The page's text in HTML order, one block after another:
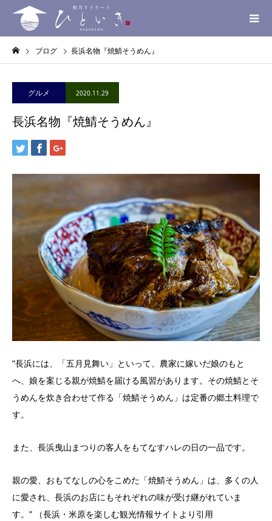
ブログ 長浜名物『焼鯖そうめん』
グルメ 2020.11.29
長浜名物『焼鯖そうめん』
”長浜には、「五月見舞い」といって、農家に嫁いだ娘のもと
へ、娘を案じる親が焼鯖を届ける風習があります。その焼鯖とそ
うめんを炊き合わせて作る「焼鯖そうめん」は定番の郷土料理で
す。
また、長浜曳山まつりの客人をもてなすハレの日の一品です。
親の愛、おもてなしの心をこめた「焼鯖そうめん」は、多くの人
に愛され、長浜のお店にもそれぞれの味が受け継がれていま
す。” （長浜・米原を楽しむ観光情報サイトより引用